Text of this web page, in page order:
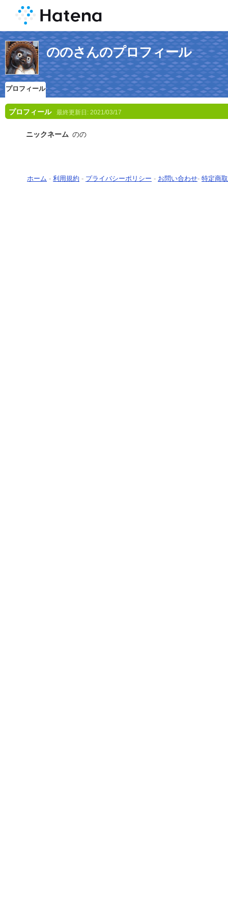
ののさんのプロフィール
プロフィール
プロフィール 最終更新日: 2021/03/17
ニックネーム のの
ホーム - 利用規約 - プライバシーポリシー - お問い合わせ- 特定商